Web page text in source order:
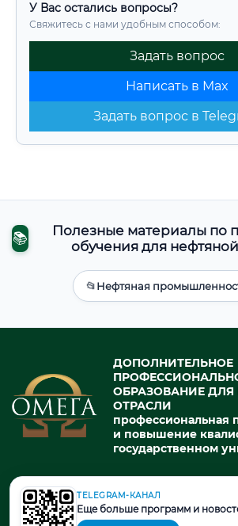
У Вас остались вопросы?
Свяжитесь с нами удобным способом:
Задать вопрос
Написать в Max
Задать вопрос в
📚
Полезные материалы по
обучения для
📂Нефтяная
ДОПОЛНИТЕЛЬНОЕ
ОБРАЗОВАНИЕ
ОТРАСЛИ
профессиональная
и повышение
государственном
© 2026. При использовании материалов
на источник обязательна.
TELEGRAM-КАНАЛ
Еще больше программ и